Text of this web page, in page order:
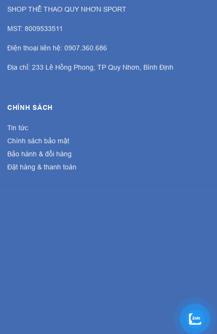
SHOP THỂ THAO QUY NHƠN SPORT
MST: 8009533511
Điện thoại liên hệ: 0907.360.686
Địa chỉ: 233 Lê Hồng Phong, TP Quy Nhơn, Bình Định
CHÍNH SÁCH
Tin tức
Chính sách bảo mật
Bảo hành & đổi hàng
Đặt hàng & thanh toán